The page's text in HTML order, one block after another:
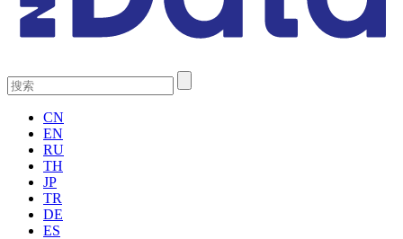
CN
EN
RU
TH
JP
TR
DE
ES